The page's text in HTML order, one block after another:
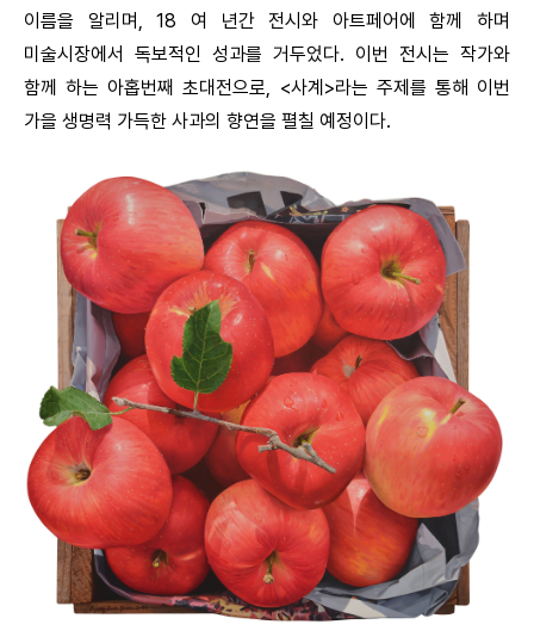
이름을 알리며, 18 여 년간 전시와 아트페어에 함께 하며
미술시장에서 독보적인 성과를 거두었다. 이번 전시는 작가와
함께 하는 아홉번째 초대전으로, <사계>라는 주제를 통해 이번
가을 생명력 가득한 사과의 향연을 펼칠 예정이다.